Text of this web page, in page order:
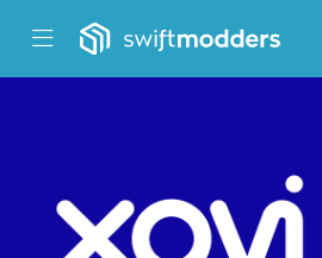
Mobile Menu
Mobile Menu